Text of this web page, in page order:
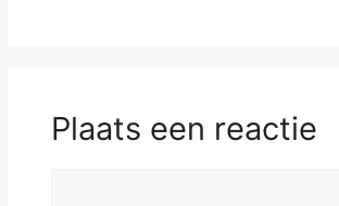
Plaats een reactie